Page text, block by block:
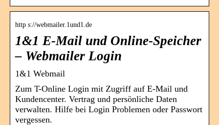
http s://webmailer.1und1.de
1&1 E-Mail und Online-Speicher
– Webmailer Login
1&1 Webmail
Zum T-Online Login mit Zugriff auf E-Mail und
Kundencenter. Vertrag und persönliche Daten
verwalten. Hilfe bei Login Problemen oder Passwort
vergessen.